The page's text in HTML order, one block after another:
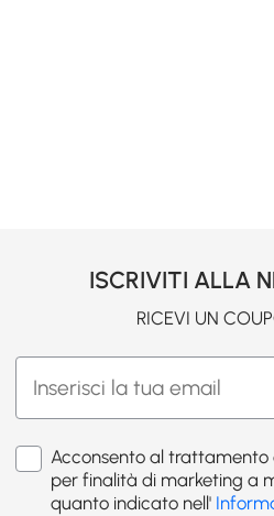
ISCRIVITI ALLA
RICEVI UN
Acconsento al trattamento
per finalità di marketing a
quanto indicato nell'